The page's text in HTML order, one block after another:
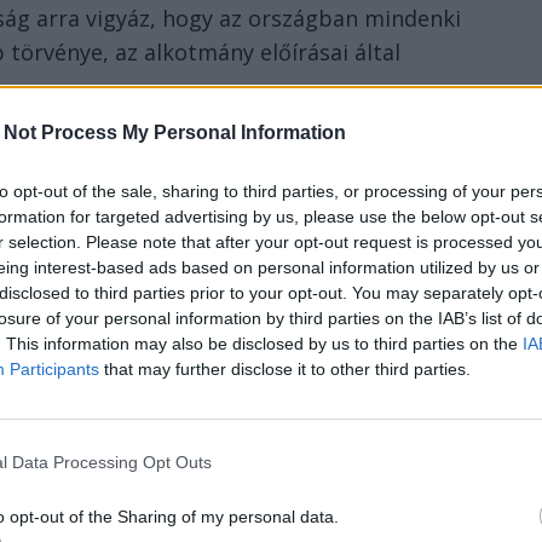
Not Process My Personal Information
opt-out of the sale, sharing to third parties, or processing of your
for targeted advertising by us, please use the below opt-out
selection. Please note that after your opt-out request is processed
interest-based ads based on personal information utilized by us
to third parties prior to your opt-out. You may separately
of your personal information by third parties on the IAB’s list of
This information may also be disclosed by us to third parties on the
Participants that may further disclose it to other third parties.
Data Processing Opt Outs
opt-out of the Sharing of my personal data.
arra vigyáz, hogy az országban mindenki
az alkotmány előírásai által
az egyetlen és létfontosságú
se intézmény –, ne tudjon
mivel a hatalmi ágak egymást
intézményi egyensúly, ami
politikai berendezkedések legbonyolultabb
a modern demokráciát.
úgy működnek, ahogy kell, vagyis a
Mert ez egy elméleti-elvi keret, ami a